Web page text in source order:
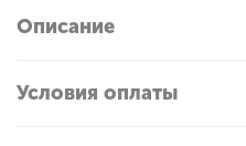
Описание
Условия оплаты